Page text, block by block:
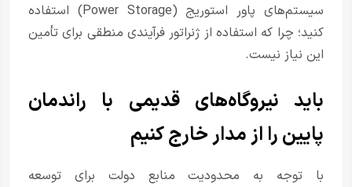
سیستم‌های پاور استوریج (Power Storage) استفاده
کنید؛ چرا که استفاده از ژنراتور فرآیندی منطقی برای تأمین
این نیاز نیست.
باید نیروگاه‌های قدیمی با راندمان
پایین را از مدار خارج کنیم
با توجه به محدودیت منابع دولت برای توسعه